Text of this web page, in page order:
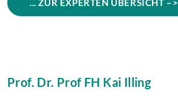
... ZUR EXPERTEN ÜBERSICHT –>
Prof. Dr. Prof FH Kai Illing